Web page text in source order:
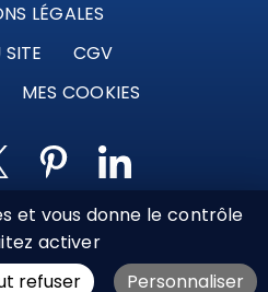
LÉGALES
CGV
MES COOKIES
Web Attichy, Compiègne,
Oise | 2011 / 2026
et vous donne le contrôle
activer
refuser Personnaliser